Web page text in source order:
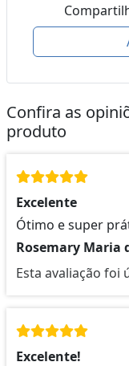
Confira as
produto
Excelente
Ótimo e super
Rosemary Maria
Esta avaliação foi
Excelente!